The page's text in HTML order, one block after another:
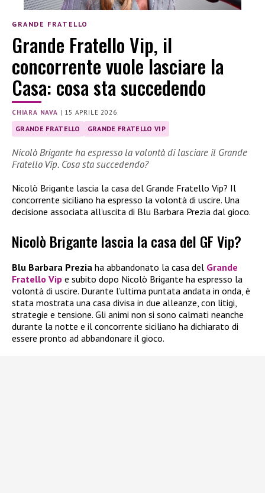
GRANDE FRATELLO
Grande Fratello Vip, il
concorrente vuole lasciare la
Casa: cosa sta succedendo
CHIARA NAVA | 15 APRILE 2026
GRANDE FRATELLO GRANDE FRATELLO VIP
Nicolò Brigante ha espresso la volontà di lasciare il Grande
Fratello Vip. Cosa sta succedendo?
Nicolò Brigante lascia la casa del Grande Fratello Vip? Il
concorrente siciliano ha espresso la volontà di uscire. Una
decisione associata all’uscita di Blu Barbara Prezia dal gioco.
Nicolò Brigante lascia la casa del GF Vip?
Blu Barbara Prezia ha abbandonato la casa del Grande
Fratello Vip e subito dopo Nicolò Brigante ha espresso la
volontà di uscire. Durante l’ultima puntata andata in onda, è
stata mostrata una casa divisa in due alleanze, con litigi,
strategie e tensione. Gli animi non si sono calmati neanche
durante la notte e il concorrente siciliano ha dichiarato di
essere pronto ad abbandonare il gioco.